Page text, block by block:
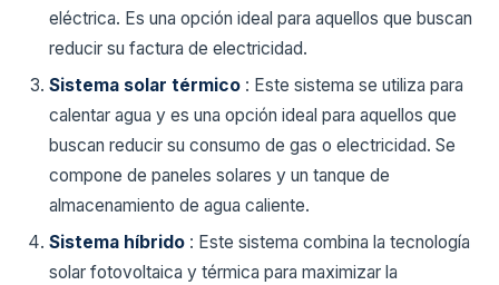
eléctrica. Es una opción ideal para aquellos que buscan
reducir su factura de electricidad.
Sistema solar térmico : Este sistema se utiliza para
calentar agua y es una opción ideal para aquellos que
buscan reducir su consumo de gas o electricidad. Se
compone de paneles solares y un tanque de
almacenamiento de agua caliente.
Sistema híbrido : Este sistema combina la tecnología
solar fotovoltaica y térmica para maximizar la